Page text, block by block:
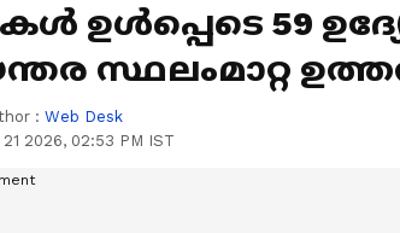
ഉൾപ്പെടെ 59
സ്ഥലംമാറ്റ
: Web Desk
21 2026, 02:53 PM IST